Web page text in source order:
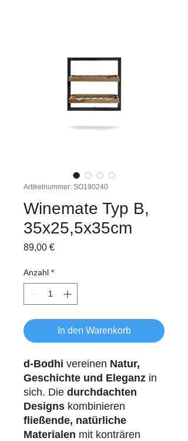
Artikelnummer: SO190240
Winemate Typ B,
35x25,5x35cm
89,00 €Preis
Anzahl *
In den Warenkorb
d-Bodhi vereinen Natur,
Geschichte und Eleganz in
sich. Die durchdachten
Designs kombinieren
fließende, natürliche
Materialen mit konträren